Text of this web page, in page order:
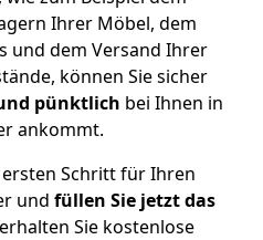
Ihrer Möbel, dem
und dem Versand Ihrer
können Sie sicher
pünktlich bei Ihnen in
ankommt.
ersten Schritt für Ihren
und füllen Sie jetzt das
Sie kostenlose